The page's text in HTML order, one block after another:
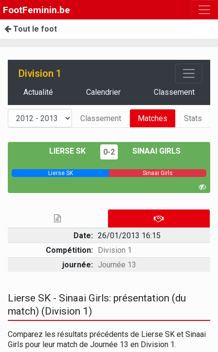
FootFeminin.be
Tout le foot
Division 1
Actualité Calendrier Classement
Classement Matches Stats
LIERSE SK 0-2 SINAAI GIRLS
Lierse SK Sinaai Girls
Date: 26/01/2013 16:15
Compétition: Division 1
journée: Journée 13
Lierse SK - Sinaai Girls: présentation (du
match) (Division 1)
Comparez les résultats précédents de Lierse SK et Sinaai
Girls pour leur match de Journée 13 en Division 1.